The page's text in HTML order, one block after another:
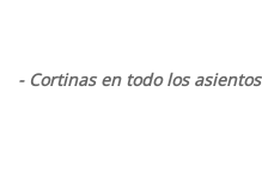
- Cortinas en todo los asientos